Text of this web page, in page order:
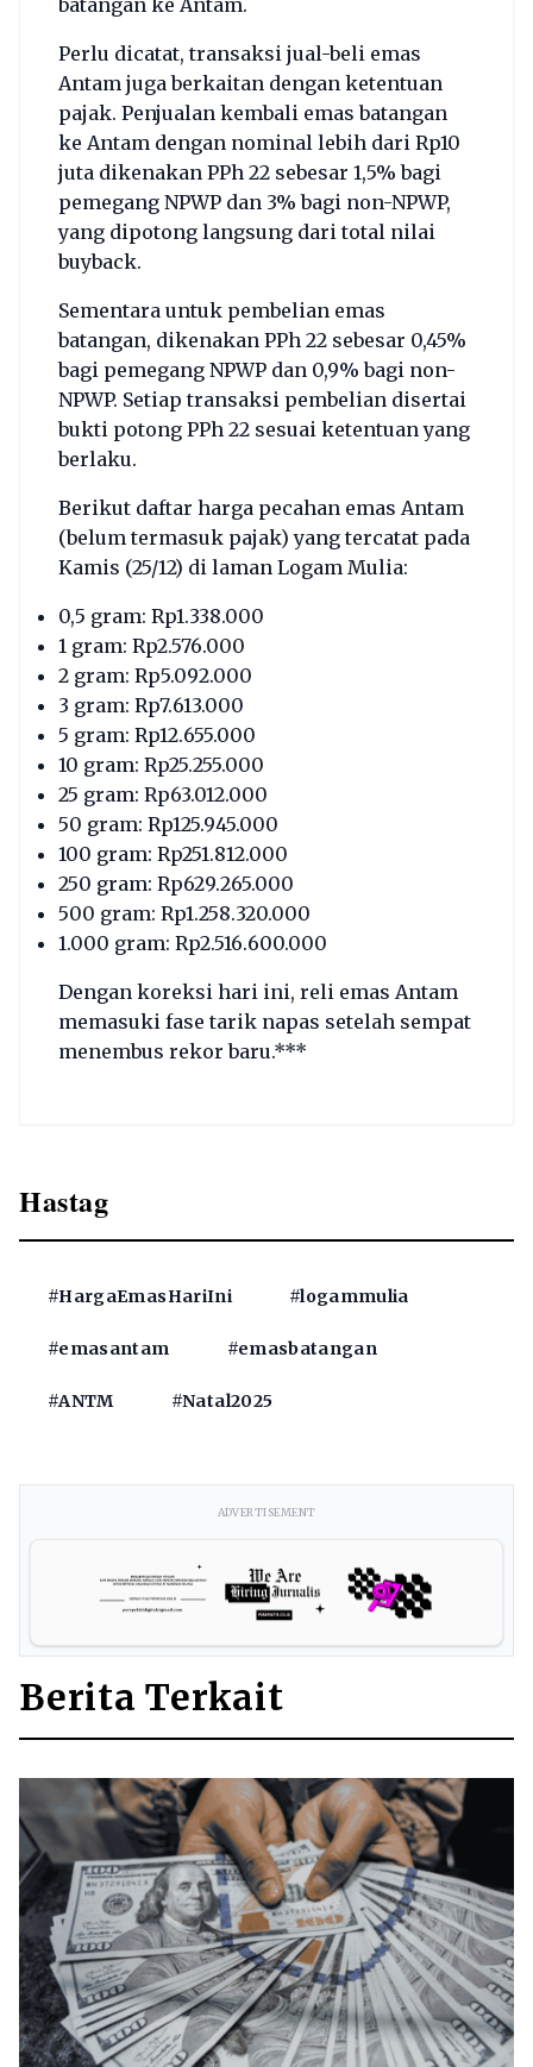
batangan ke Antam.
Perlu dicatat, transaksi jual-beli emas
Antam juga berkaitan dengan ketentuan
pajak. Penjualan kembali emas batangan
ke Antam dengan nominal lebih dari Rp10
juta dikenakan PPh 22 sebesar 1,5% bagi
pemegang NPWP dan 3% bagi non-NPWP,
yang dipotong langsung dari total nilai
buyback.
Sementara untuk pembelian emas
batangan, dikenakan PPh 22 sebesar 0,45%
bagi pemegang NPWP dan 0,9% bagi non-
NPWP. Setiap transaksi pembelian disertai
bukti potong PPh 22 sesuai ketentuan yang
berlaku.
Berikut daftar harga pecahan emas Antam
(belum termasuk pajak) yang tercatat pada
Kamis (25/12) di laman Logam Mulia:
0,5 gram: Rp1.338.000
1 gram: Rp2.576.000
2 gram: Rp5.092.000
3 gram: Rp7.613.000
5 gram: Rp12.655.000
10 gram: Rp25.255.000
25 gram: Rp63.012.000
50 gram: Rp125.945.000
100 gram: Rp251.812.000
250 gram: Rp629.265.000
500 gram: Rp1.258.320.000
1.000 gram: Rp2.516.600.000
Dengan koreksi hari ini, reli emas Antam
memasuki fase tarik napas setelah sempat
menembus rekor baru.***
Hastag
#HargaEmasHariIni #logammulia
#emasantam #emasbatangan
#ANTM #Natal2025
ADVERTISEMENT
Berita Terkait